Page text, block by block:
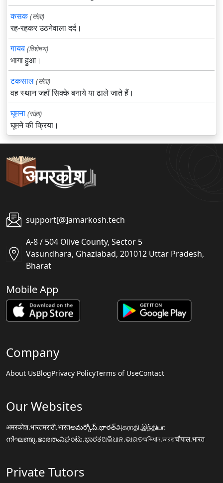
कसक (संज्ञा)
रह-रहकर उठनेवाला दर्द।
गायब (विशेषण)
भागा हुआ।
टकसाल (संज्ञा)
वह स्थान जहाँ सिक्के बनाये या ढाले जाते हैं।
घूमना (संज्ञा)
घूमने की क्रिया।
support[@]amarkosh.tech
A-8 / 504 Olive County, Sector 5
Vasundhara, Ghaziabad, 201012 Uttar Pradesh,
Bharat
Mobile App
Company
About UsBlogPrivacy PolicyTerms of UseContact
Our Websites
अमरकोश.भारतमराठी.भारतఅమర్కోష్.భారత్அகராதி.இந்தியா
നിഘണ്ടു.ഭാരതംನಿಘಂಟು.ಭಾರತଅଭିଧାନ.ଭାରତঅভিধান.ভারতचौपाल.भारत
Private Tutors